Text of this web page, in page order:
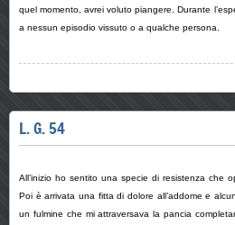
quel momento, avrei voluto piangere. Durante
a nessun episodio vissuto o a qualche persona.
L. G. 54
All’inizio ho sentito una specie di resistenza che
Poi è arrivata una fitta di dolore all’addome e
un fulmine che mi attraversava la pancia